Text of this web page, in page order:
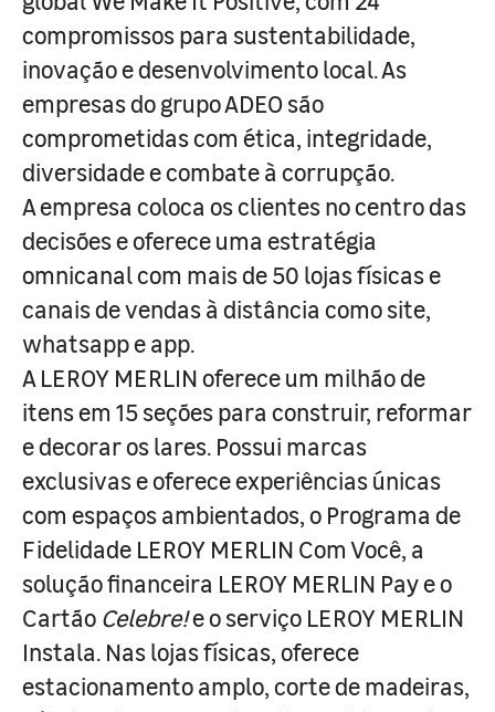
compromissos para sustentabilidade,
inovação e desenvolvimento local. As
empresas do grupo ADEO são
comprometidas com ética, integridade,
diversidade e combate à corrupção.
A empresa coloca os clientes no centro das
decisões e oferece uma estratégia
omnicanal com mais de 50 lojas físicas e
canais de vendas à distância como site,
whatsapp e app.
A LEROY MERLIN oferece um milhão de
itens em 15 seções para construir, reformar
e decorar os lares. Possui marcas
exclusivas e oferece experiências únicas
com espaços ambientados, o Programa de
Fidelidade LEROY MERLIN Com Você, a
solução financeira LEROY MERLIN Pay e o
Cartão Celebre!e o serviço LEROY MERLIN
Instala. Nas lojas físicas, oferece
estacionamento amplo, corte de madeiras,